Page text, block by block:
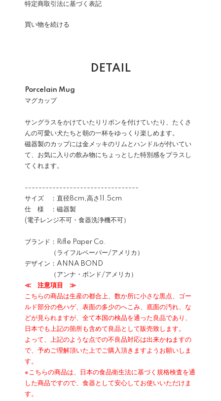
特定商取引法に基づく表記
買い物を続ける
DETAIL
Porcelain Mug
マグカップ
サングラスをかけていたりリボンを付けていたり、たくさ
んの可愛い犬たちと朝の一杯をゆっくり楽しめます。
磁器製のカップには金メッキのリムとハンドルが付いてい
て、お気に入りの飲み物にちょっとした特別感をプラスし
てくれます。
---------------------------------
サイズ ：直径8cm,高さ11.5cm
仕 様 ：磁器製
(電子レンジ不可・食器洗浄機不可）
ブランド：Rifle Paper Co.
（ライフルペーパー/アメリカ）
デザイン：ANNA BOND
（アンナ・ボンド/アメリカ）
≪ 注意項目 ≫
こちらの商品は生産の都合上、数か所に小さな黒点、ゴー
ルド部分の色ハゲ、表面の多少のへこみ、底面の汚れ、な
どが見られますが、全て本国の検品を通った良品であり、
日本でも上記の箇所も含めて良品として販売致します。
よって、上記のような点での不良品対応は出来かねますの
で、予めご理解頂いた上でご購入頂きますようお願いしま
す。
※こちらの商品は、日本の食品衛生法に基づく規格検査を通
した商品ですので、食器として安心してお使いいただけま
す。